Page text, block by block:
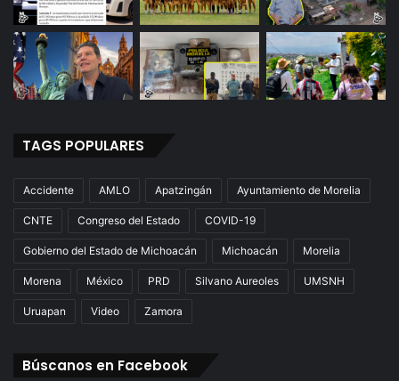
TAGS POPULARES
Accidente AMLO Apatzingán Ayuntamiento de Morelia
CNTE Congreso del Estado COVID-19
Gobierno del Estado de Michoacán Michoacán Morelia
Morena México PRD Silvano Aureoles UMSNH
Uruapan Video Zamora
Búscanos en Facebook